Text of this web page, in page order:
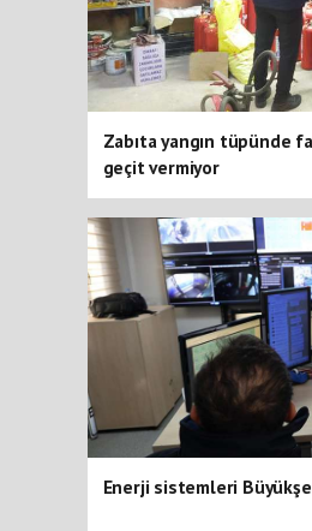
Zabıta yangın tüpünde
geçit vermiyor
Enerji sistemleri